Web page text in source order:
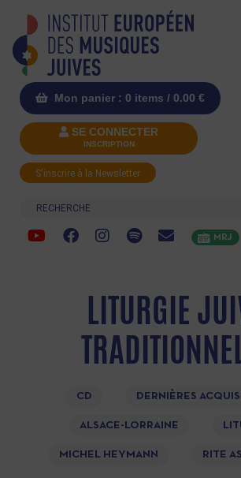
Mon panier : 0 items / 0.00 €
SE CONNECTER
INSCRIPTION
S'inscrire à la Newsletter
Recherche
MRJ
LITURGIE
CD DERNIÈRES
ALSACE-LORRAINE
MICHEL HEYMANN RITE